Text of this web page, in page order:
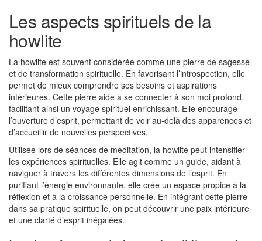
Les aspects spirituels de la
howlite
La howlite est souvent considérée comme une pierre de sagesse
et de transformation spirituelle. En favorisant l’introspection, elle
permet de mieux comprendre ses besoins et aspirations
intérieures. Cette pierre aide à se connecter à son moi profond,
facilitant ainsi un voyage spirituel enrichissant. Elle encourage
l’ouverture d’esprit, permettant de voir au-delà des apparences et
d’accueillir de nouvelles perspectives.
Utilisée lors de séances de méditation, la howlite peut intensifier
les expériences spirituelles. Elle agit comme un guide, aidant à
naviguer à travers les différentes dimensions de l’esprit. En
purifiant l’énergie environnante, elle crée un espace propice à la
réflexion et à la croissance personnelle. En intégrant cette pierre
dans sa pratique spirituelle, on peut découvrir une paix intérieure
et une clarté d’esprit inégalées.